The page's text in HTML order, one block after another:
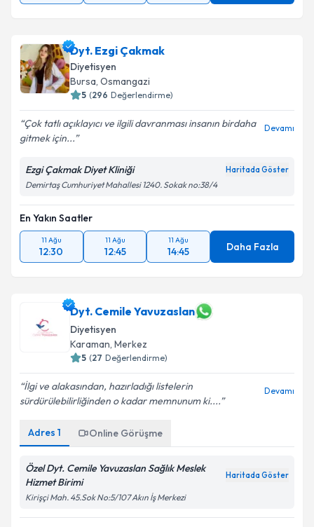
Dyt. Ezgi Çakmak
Diyetisyen
Bursa, Osmangazi
5 (296 Değerlendirme)
Çok tatlı açıklayıcı ve ilgili davranması insanın birdaha
gitmek için...
Devamı
Ezgi Çakmak Diyet Kliniği Haritada Göster
Demirtaş Cumhuriyet Mahallesi 1240. Sokak no:38/4
En Yakın Saatler
11 Ağu
12:30
11 Ağu
12:45
11 Ağu
14:45 Daha Fazla
Dyt. Cemile Yavuzaslan
Diyetisyen
Karaman, Merkez
5 (27 Değerlendirme)
İlgi ve alakasından, hazırladığı listelerin
sürdürülebilirliğinden o kadar memnunum ki....
Devamı
Adres 1 Online Görüşme
Özel Dyt. Cemile Yavuzaslan Sağlık Meslek
Hizmet Birimi
Haritada Göster
Kirişçi Mah. 45.Sok No:5/107 Akın İş Merkezi